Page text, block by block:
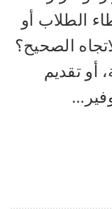
أو
الصحيح؟
تقديم